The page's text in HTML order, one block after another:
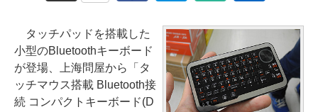
タッチパッドを搭載した
小型のBluetoothキーボード
が登場、上海問屋から「タ
ッチマウス搭載 Bluetooth接
続 コンパクトキーボード(D